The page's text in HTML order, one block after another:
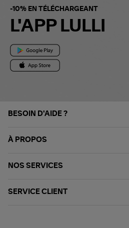
-10% EN TÉLÉCHARGEANT
L'APP LULLI
BESOIN D'AIDE ?
À PROPOS
NOS SERVICES
SERVICE CLIENT